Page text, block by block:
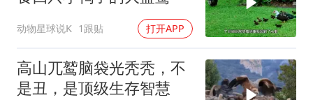
动物星球说K 1跟贴 打开APP
高山兀鹫脑袋光秃秃，不
是丑，是顶级生存智慧